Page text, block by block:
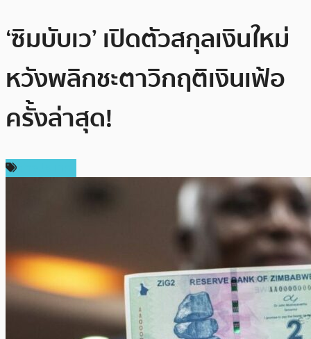
‘ซิมบับเว’ เปิดตัวสกุลเงินใหม่
หวังพลิกชะตาวิกฤติเงินเฟ้อ
ครั้งล่าสุด!